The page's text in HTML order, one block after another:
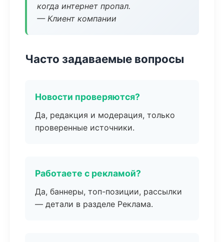
когда интернет пропал.
— Клиент компании
Часто задаваемые вопросы
Новости проверяются?
Да, редакция и модерация, только
проверенные источники.
Работаете с рекламой?
Да, баннеры, топ-позиции, рассылки
— детали в разделе Реклама.